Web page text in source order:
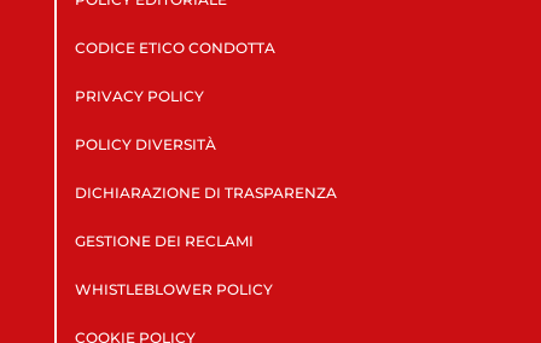
CODICE ETICO CONDOTTA
PRIVACY POLICY
POLICY DIVERSITÀ
DICHIARAZIONE DI TRASPARENZA
GESTIONE DEI RECLAMI
WHISTLEBLOWER POLICY
COOKIE POLICY